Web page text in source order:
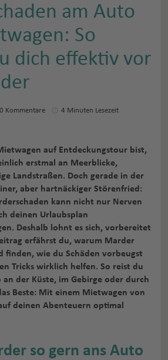
am Auto
So
dich effektiv vor
0 Kommentare
4 Minuten Lesezeit
auf Entdeckungstour bist,
erstmal an Meerblicke,
Landstraßen. Doch gerade in der
aber hartnäckiger Störenfried:
kann nicht nur Nerven
deinen Urlaubsplan
Deshalb lohnt es sich, vorbereitet
erfährst du, warum Marder
finden, wie du Schäden vorbeugst
Tricks wirklich helfen. So reist du
der Küste, im Gebirge oder durch
Beste: Mit einem Mietwagen von
deinen Abenteuern optimal
so gern ans Auto